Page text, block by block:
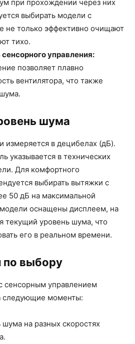
при прохождении через них
выбирать модели с
не только эффективно очищают
тихо.
управления:
позволяет плавно
вентилятора, что также
шума
измеряется в децибелах (дБ).
указывается в технических
Для комфортного
выбирать вытяжки с
50 дБ на максимальной
оснащены дисплеем, на
текущий уровень шума, что
его в реальном времени.
по выбору
сенсорным управлением
следующие моменты:
на разных скоростях